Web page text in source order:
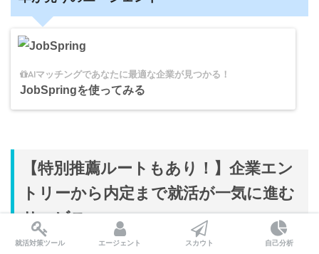
AIマッチングであなたに最適な企業が見つかる！
JobSpringを使ってみる
【特別推薦ルートもあり！】企業エン
トリーから内定まで就活が一気に進む
サービス
就活対策ツール エージェント スカウト 自己分析